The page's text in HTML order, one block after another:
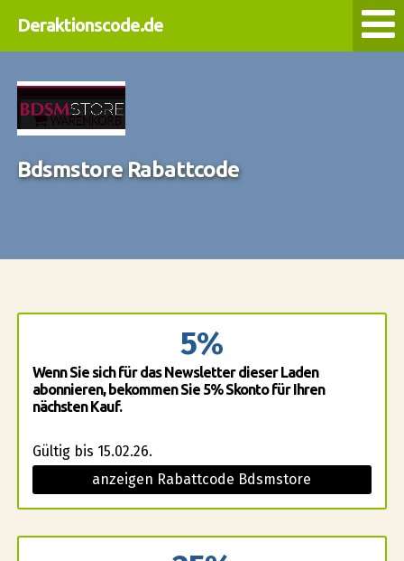
Deraktionscode.de
Bdsmstore Rabattcode
5%
Wenn Sie sich für das Newsletter dieser Laden
abonnieren, bekommen Sie 5% Skonto für Ihren
nächsten Kauf.
Gültig bis 15.02.26.
anzeigen Rabattcode Bdsmstore